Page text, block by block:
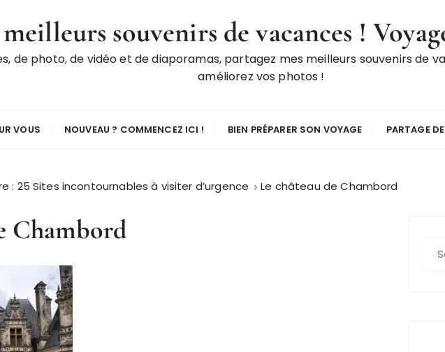
souvenirs de vacances !
de photo, de vidéo et de diaporamas, partagez mes meilleurs souvenirs de
améliorez vos photos !
VOUS NOUVEAU ? COMMENCEZ ICI ! BIEN PRÉPARER SON VOYAGE PARTAGE
: 25 Sites incontournables à visiter d’urgence Le château de Chambord
Chambord